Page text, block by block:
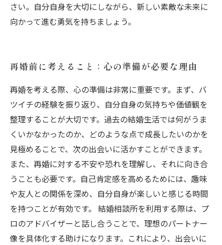
さい。自分自身を大切にしながら、新しい素敵な未来に
向かって進む勇気を持ちましょう。
再婚前に考えること：心の準備が必要な理由
再婚を考える際、心の準備は非常に重要です。まず、バ
ツイチの経験を振り返り、自分自身の気持ちや価値観を
整理することが大切です。過去の結婚生活では何がうま
くいかなかったのか、どのような点で成長したいのかを
見極めることで、次の出会いに活かすことができます。
また、再婚に対する不安や恐れを理解し、それに向き合
うことも必要です。自己肯定感を高めるためには、趣味
や友人との関係を深め、自分自身が楽しいと感じる時間
を持つことが有効です。 結婚相談所を利用する際は、プ
ロのアドバイザーと話し合うことで、理想のパートナー
像を具体化する助けになります。これにより、出会いに